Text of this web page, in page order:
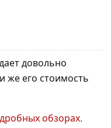
довольно
же его стоимость
обзорах.